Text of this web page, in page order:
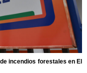
incendios forestales en El